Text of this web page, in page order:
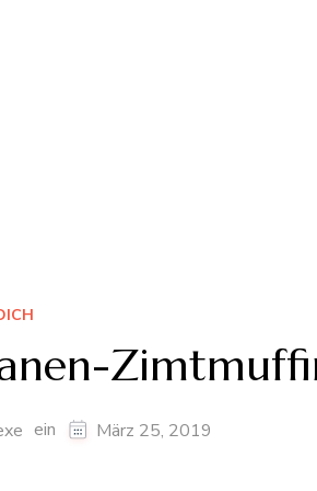
ein März 25, 2019